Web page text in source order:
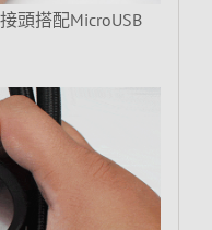
頭搭配MicroUSB